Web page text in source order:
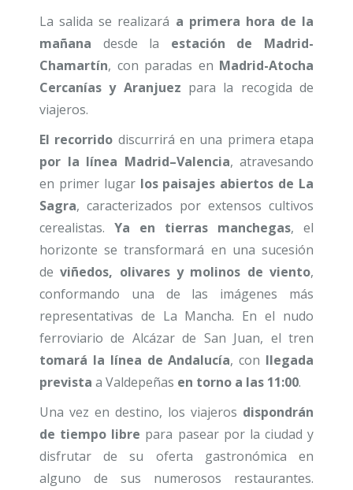
La salida se realizará a primera hora de la
mañana desde la estación de Madrid-
Chamartín, con paradas en Madrid-Atocha
Cercanías y Aranjuez para la recogida de
viajeros.
El recorrido discurrirá en una primera etapa
por la línea Madrid–Valencia, atravesando
en primer lugar los paisajes abiertos de La
Sagra, caracterizados por extensos cultivos
cerealistas. Ya en tierras manchegas, el
horizonte se transformará en una sucesión
deviñedos, olivares y molinos de viento,
conformando una de las imágenes más
representativas de La Mancha. En el nudo
ferroviario de Alcázar de San Juan, el tren
tomará la línea de Andalucía, con llegada
prevista a Valdepeñas en torno a las 11:00.
Una vez en destino, los viajeros dispondrán
de tiempo libre para pasear por la ciudad y
disfrutar de su oferta gastronómica en
alguno de sus numerosos restaurantes.